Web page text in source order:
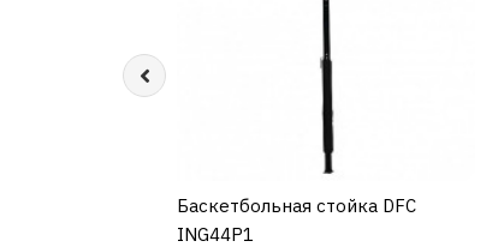
КУПИТЬ
Баскетбольная стойка DFC
ING44P1